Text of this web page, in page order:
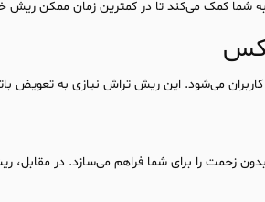
شما کمک می‌کند تا در کمترین زمان ممکن ریش
می‌شود. این ریش تراش نیازی به تعویض
زحمت را برای شما فراهم می‌سازد. در